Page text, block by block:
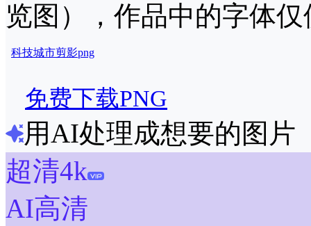
览图），作品中的字体
科技城市剪影png
免费下载PNG
用AI处理成想要的图片
超清4k
AI高清